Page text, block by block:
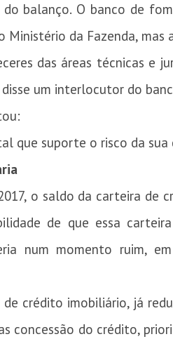
balanço. O banco de
da Fazenda, mas
das áreas técnicas e
um interlocutor do
que suporte o risco da
o saldo da carteira de
de que essa
num momento ruim,
crédito imobiliário, já
concessão do crédito,